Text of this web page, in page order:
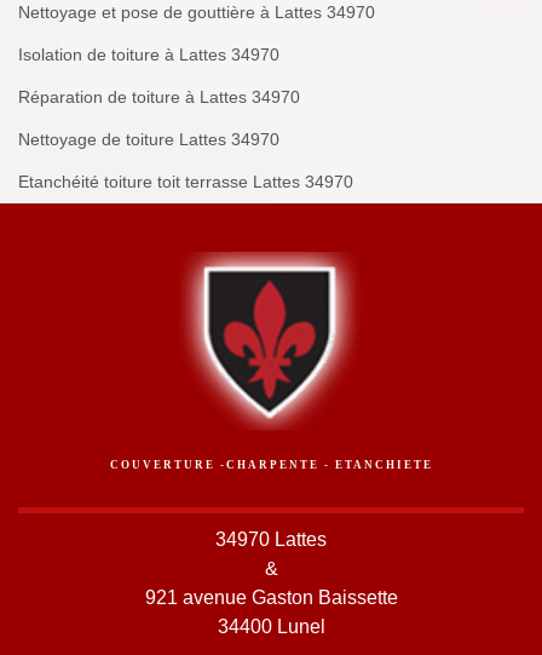
Nettoyage et pose de gouttière à Lattes 34970
Isolation de toiture à Lattes 34970
Réparation de toiture à Lattes 34970
Nettoyage de toiture Lattes 34970
Etanchéité toiture toit terrasse Lattes 34970
COUVERTURE -CHARPENTE - ETANCHIETE
34970 Lattes
&
921 avenue Gaston Baissette
34400 Lunel